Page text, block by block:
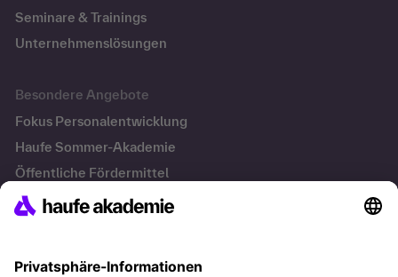
Seminare & Trainings
Unternehmenslösungen
Besondere Angebote
Fokus Personalentwicklung
Haufe Sommer-Akademie
Öffentliche Fördermittel
Transfersicherung
Die letzten Artikel